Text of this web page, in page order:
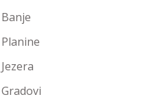
Banje
Planine
Jezera
Gradovi